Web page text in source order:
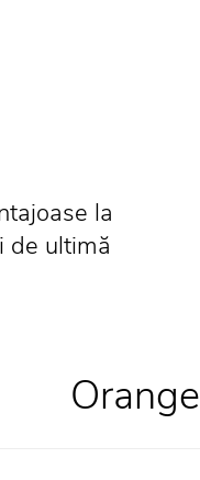
la
de ultimă
Orange